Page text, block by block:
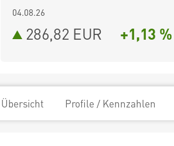
04.08.26
286,82 EUR +1,13 %
Übersicht Profile / Kennzahlen